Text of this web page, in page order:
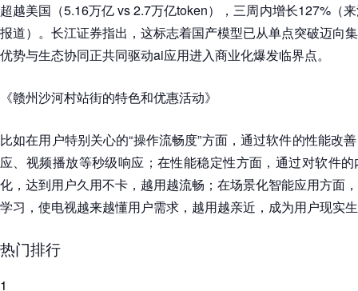
超越美国（5.16万亿 vs 2.7万亿token），三周内增长127%（
报道）。长江证券指出，这标志着国产模型已从单点突破迈向
优势与生态协同正共同驱动ai应用进入商业化爆发临界点。
《赣州沙河村站街的特色和优惠活动》
比如在用户特别关心的“操作流畅度”方面，通过软件的性能改
应、视频播放等秒级响应；在性能稳定性方面，通过对软件
化，达到用户久用不卡，越用越流畅；在场景化智能应用方面
学习，使电视越来越懂用户需求，越用越亲近，成为用户现实
热门排行
1